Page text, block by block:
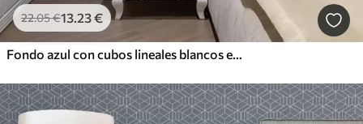
22.05€13.23€
Fondo azul con cubos lineales blancos en una cuadrícula